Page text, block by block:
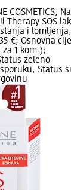
COSMETICS;
Therapy SOS
i lomljenja,
€; Osnovna
za 1 kom.);
zeleno
Status